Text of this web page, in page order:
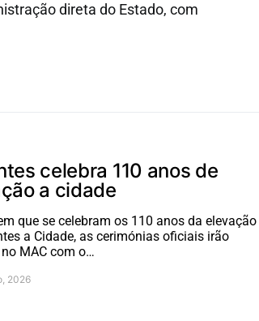
direta do Estado, com
celebra 110 anos de
a cidade
que se celebram os 110 anos da elevação
a Cidade, as cerimónias oficiais irão
MAC com o…
2026